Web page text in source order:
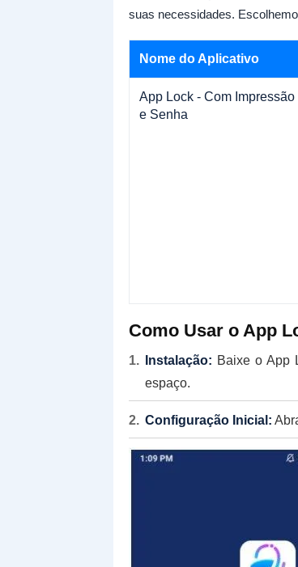
suas necessidades.
Nome do Aplicativo
App Lock - Com
e Senha
Como Usar o App
Instalação: Baixe o App
espaço.
Configuração Inicial: